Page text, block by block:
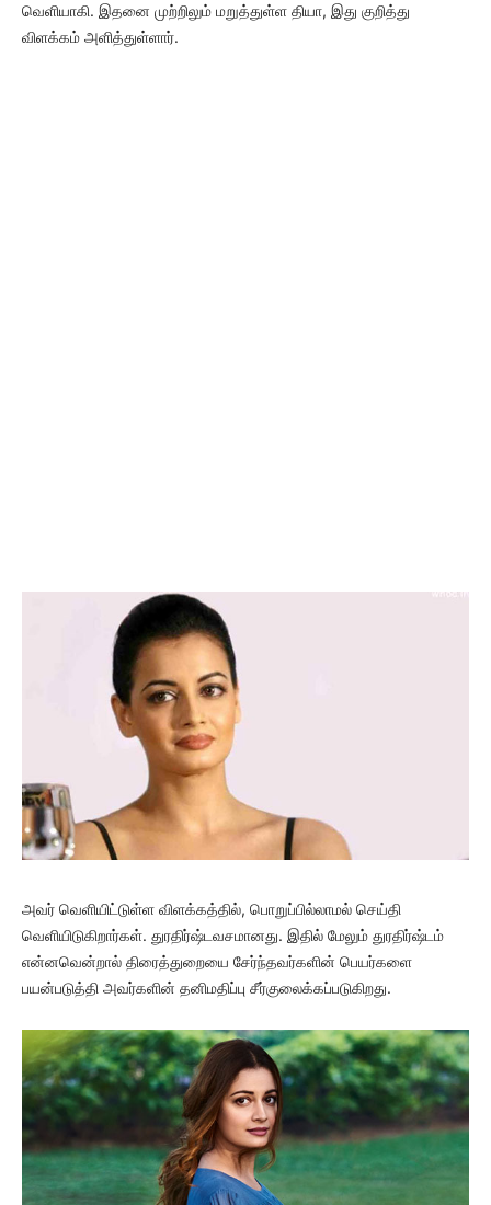
வெளியாகி. இதனை முற்றிலும் மறுத்துள்ள தியா, இது குறித்து
விளக்கம் அளித்துள்ளார்.
அவர் வெளியிட்டுள்ள விளக்கத்தில், பொறுப்பில்லாமல் செய்தி
வெளியிடுகிறார்கள். துரதிர்ஷ்டவசமானது. இதில் மேலும் துரதிர்ஷ்டம்
என்னவென்றால் திரைத்துறையை சேர்ந்தவர்களின் பெயர்களை
பயன்படுத்தி அவர்களின் தனிமதிப்பு சீர்குலைக்கப்படுகிறது.